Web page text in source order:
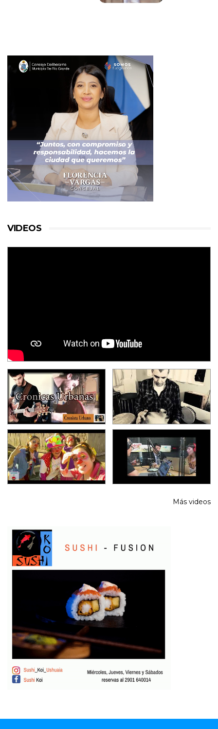
VIDEOS
Más videos